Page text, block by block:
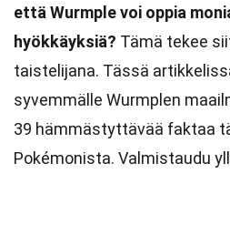
että Wurmple voi oppia
hyökkäyksiä? Tämä tekee
taistelijana. Tässä
syvemmälle Wurmplen
39 hämmästyttävää faktaa
Pokémonista. Valmistaudu